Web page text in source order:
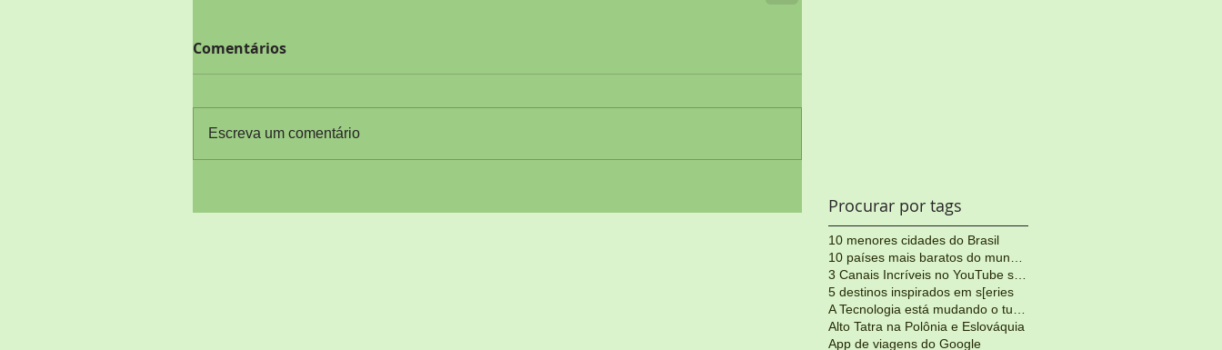
Comentários
Escreva um comentário
Procurar por tags
10 menores cidades do Brasil
10 países mais baratos do mundo para viajar
3 Canais Incríveis no YouTube sobre Viagens
5 destinos inspirados em s[eries
A Tecnologia está mudando o turismo
Alto Tatra na Polônia e Eslováquia
App de viagens do Google